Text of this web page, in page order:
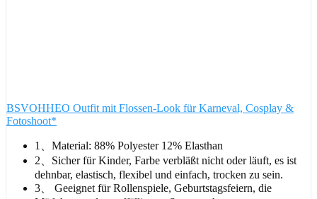
BSVOHHEO Outfit mit Flossen-Look für Karneval, Cosplay &
Fotoshoot*
1、Material: 88% Polyester 12% Elasthan
2、Sicher für Kinder, Farbe verbläßt nicht oder läuft, es ist
dehnbar, elastisch, flexibel und einfach, trocken zu sein.
3、 Geeignet für Rollenspiele, Geburtstagsfeiern, die